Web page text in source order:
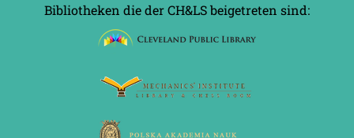
Bibliotheken die der CH&LS beigetreten sind: